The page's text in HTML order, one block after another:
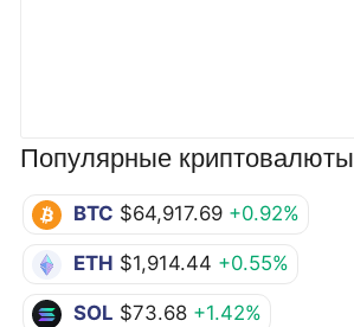
Популярные криптовалюты
BTC $64,917.69 +0.92%
ETH $1,914.44 +0.55%
SOL $73.68 +1.42%